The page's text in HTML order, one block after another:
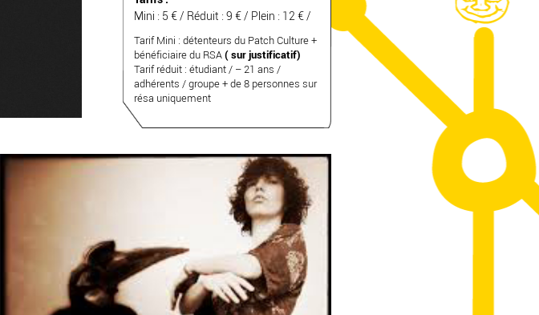
Mini : 5 € / Réduit : 9 € / Plein : 12 € /
Tarif Mini : détenteurs du Patch Culture +
bénéficiaire du RSA ( sur justificatif)
Tarif réduit : étudiant / – 21 ans /
adhérents / groupe + de 8 personnes sur
résa uniquement